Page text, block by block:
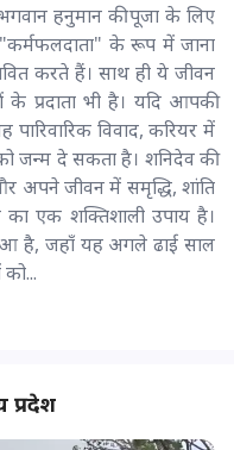
हनुमान की पूजा के लिए
के रूप में जाना
करते हैं। साथ ही ये जीवन
प्रदाता भी है। यदि आपकी
पारिवारिक विवाद, करियर में
जन्म दे सकता है। शनिदेव की
अपने जीवन में समृद्धि, शांति
का एक शक्तिशाली उपाय है।
है, जहाँ यह अगले ढाई साल
प्रदेश